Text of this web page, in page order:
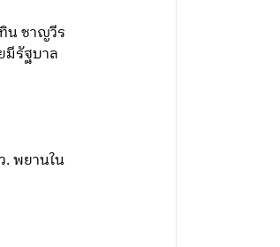
น ชาญวีร
มีรัฐบาล
. พยานใน